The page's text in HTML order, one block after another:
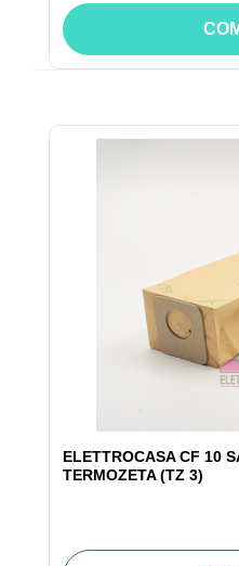
ELETTROCASA CF 10
TERMOZETA (TZ 3)